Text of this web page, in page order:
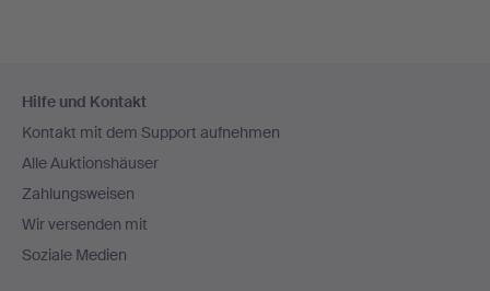
Navigation
Hilfe und Kontakt
Kontakt mit dem Support aufnehmen
Alle Auktionshäuser
Zahlungsweisen
Wir versenden mit
Soziale Medien